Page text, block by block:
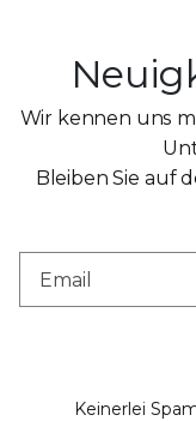
Wir kennen uns
Bleiben Sie auf
Keinerlei